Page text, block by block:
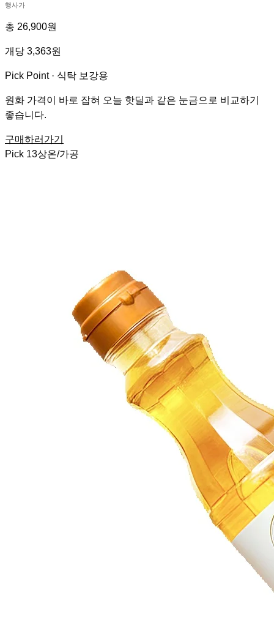
행사가
총 26,900원
개당 3,363원
Pick Point · 식탁 보강용
원화 가격이 바로 잡혀 오늘 핫딜과 같은 눈금으로 비교하기
좋습니다.
구매하러가기
Pick 13상온/가공